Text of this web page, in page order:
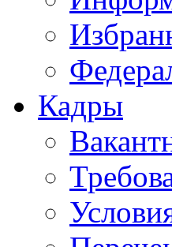
Кадры